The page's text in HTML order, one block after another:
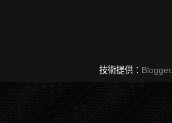
技術提供： Blogger.